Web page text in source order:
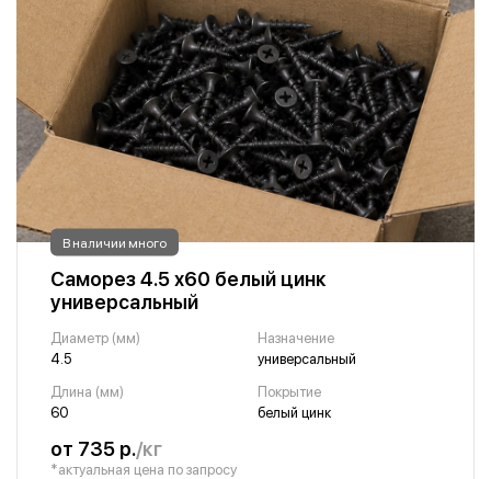
В наличии много
Саморез 4.5 х60 белый цинк
универсальный
Диаметр (мм)
4.5
Назначение
универсальный
Длина (мм)
60
Покрытие
белый цинк
от 735 р./кг
*актуальная цена по запросу